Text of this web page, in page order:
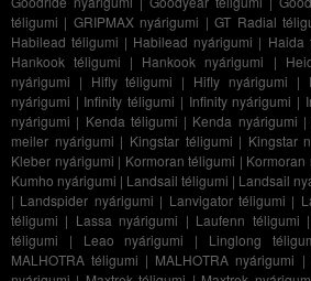
téligumi | GRIPMAX nyárigumi |GT Radial
Habilead téligumi | Habilead nyárigumi | Haida
Hankook téligumi | Hankook nyárigumi |
nyárigumi | Hifly téligumi | Hifly nyárigumi |
nyárigumi | Infinity téligumi | Infinity nyárigumi |
nyárigumi | Kenda téligumi | Kenda nyárigumi |
meiler nyárigumi | Kingstar téligumi | Kingstar
Kleber nyárigumi | Kormoran téligumi | Kormoran
Kumho nyárigumi | Landsail téligumi | Landsail
| Landspider nyárigumi | Lanvigator téligumi |
téligumi | Lassa nyárigumi | Laufenn téligumi |
téligumi | Leao nyárigumi | Linglong
MALHOTRA téligumi | MALHOTRA nyárigumi |